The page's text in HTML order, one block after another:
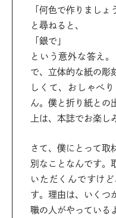
「何色で作りましょ
と尋ねると、
「銀で」
という意外な答え
で、立体的な紙の彫
しくて、おしゃべ
ん。僕と折り紙と
上は、本誌でお楽し
さて、僕にとって取
別なことなんです。
いただくんですけ
す。理由は、いくつ
職の人がやっている